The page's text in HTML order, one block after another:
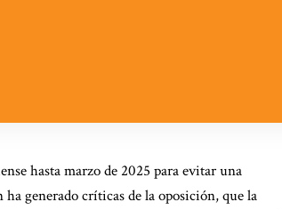
hasta marzo de 2025 para evitar una
generado críticas de la oposición, que la